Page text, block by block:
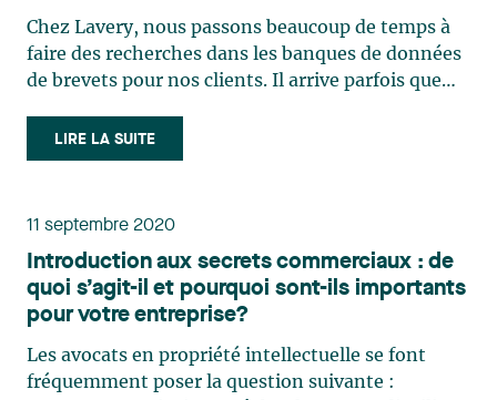
Chez Lavery, nous passons beaucoup de temps à
faire des recherches dans les banques de données
de brevets pour nos clients. Il arrive parfois que
demandes dont l’ingéniosité et la créativité
marquent les esprits. Avec l’hiver qui s’installe,
LIRE LA SUITE
11 septembre 2020
Introduction aux secrets commerciaux : de
quoi s’agit-il et pourquoi sont-ils importants
pour votre entreprise?
Les avocats en propriété intellectuelle se font
fréquemment poser la question suivante :